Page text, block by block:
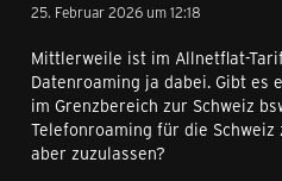
25. Februar 2026 um 12:18
Mittlerweile ist im Allnetflat-
Datenroaming ja dabei. Gibt es
im Grenzbereich zur Schweiz
Telefonroaming für die Schweiz
aber zuzulassen?